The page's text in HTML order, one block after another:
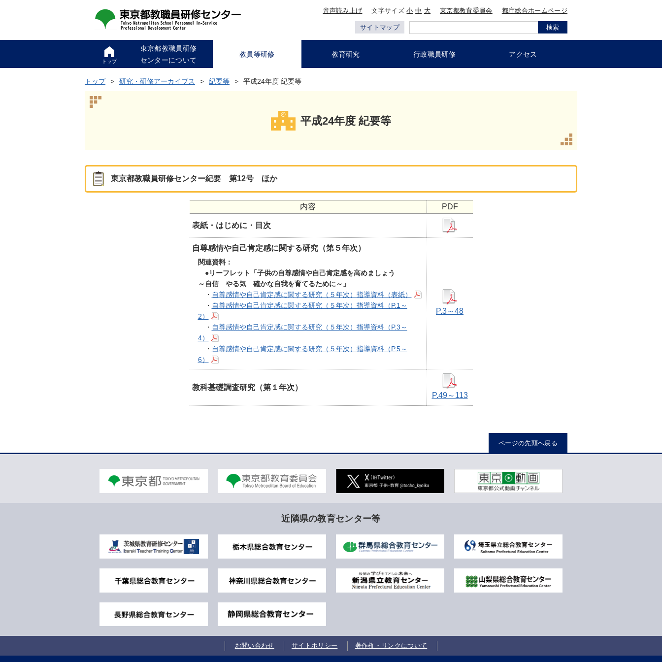
音声読み上げ 文字サイズ小 中 大 東京都教育委員会 都庁総合ホームページ
サイトマップ
トップ
東京都教職員研修
センターについて
教員等研修 教育研究 行政職員研修 アクセス
トップ 研究・研修アーカイブス 紀要等 平成24年度 紀要等
平成24年度 紀要等
東京都教職員研修センター紀要 第12号 ほか
内容 PDF
表紙・はじめに・目次
自尊感情や自己肯定感に関する研究（第５年次）
関連資料：
●リーフレット 「子供の自尊感情や自己肯定感を高めましょう
～自信 やる気 確かな自我を育てるために～」
・ 自尊感情や自己肯定感に関する研究（５年次）指導資料（表紙）
・ 自尊感情や自己肯定感に関する研究（５年次）指導資料（P.1～
2）
・ 自尊感情や自己肯定感に関する研究（５年次）指導資料（P.3～
4）
・ 自尊感情や自己肯定感に関する研究（５年次）指導資料（P.5～
6）
P.3～48
教科基礎調査研究（第１年次）
P.49～113
ページの先頭へ戻る
近隣県の教育センター等
お問い合わせ サイトポリシー 著作権・リンクについて